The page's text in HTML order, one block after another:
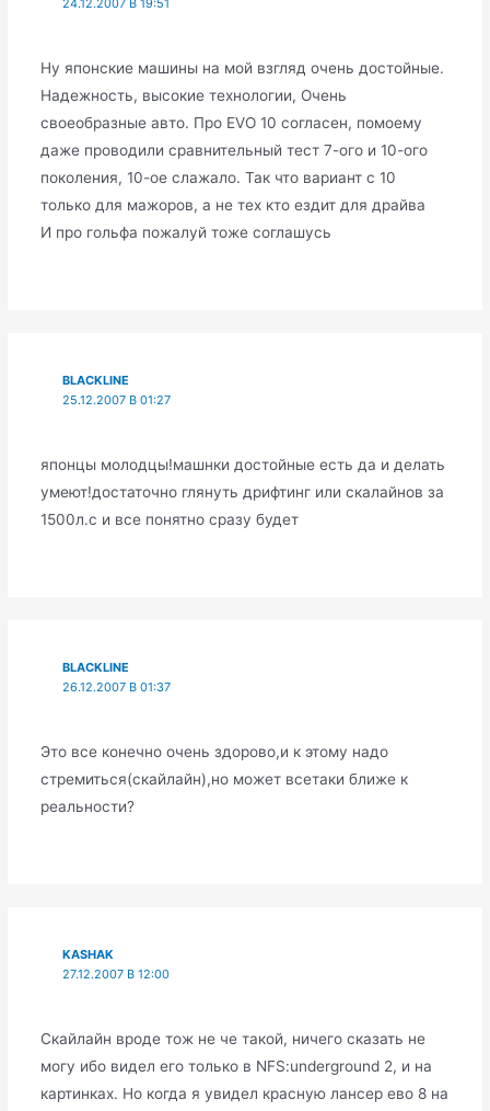
Ну японские машины на мой взгляд очень достойные.
Надежность, высокие технологии, Очень
своеобразные авто. Про EVO 10 согласен, помоему
даже проводили сравнительный тест 7-ого и 10-ого
поколения, 10-ое слажало. Так что вариант с 10
только для мажоров, а не тех кто ездит для драйва
И про гольфа пожалуй тоже соглашусь
BLACKLINE
25.12.2007 В 01:27
японцы молодцы!машнки достойные есть да и делать
умеют!достаточно глянуть дрифтинг или скалайнов за
1500л.с и все понятно сразу будет
BLACKLINE
26.12.2007 В 01:37
Это все конечно очень здорово,и к этому надо
стремиться(скайлайн),но может всетаки ближе к
реальности?
KASHAK
27.12.2007 В 12:00
Скайлайн вроде тож не че такой, ничего сказать не
могу ибо видел его только в NFS:underground 2, и на
картинках. Но когда я увидел красную лансер ево 8 на